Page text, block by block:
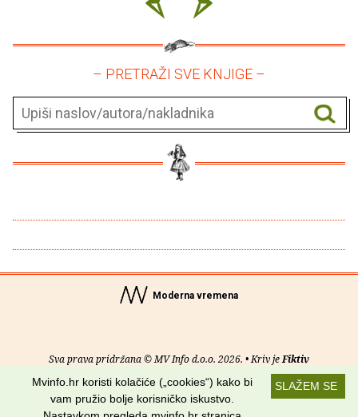
– PRETRAŽI SVE KNJIGE –
Moderna vremena
Sva prava pridržana © MV Info d.o.o. 2026. • Kriv jeFiktiv
O nama• Pomoć• Uvjeti korištenja•RSS kanaliSLAŽEM SE
Mvinfo.hr koristi kolačiće („cookies“) kako bi
vam pružio bolje korisničko iskustvo.